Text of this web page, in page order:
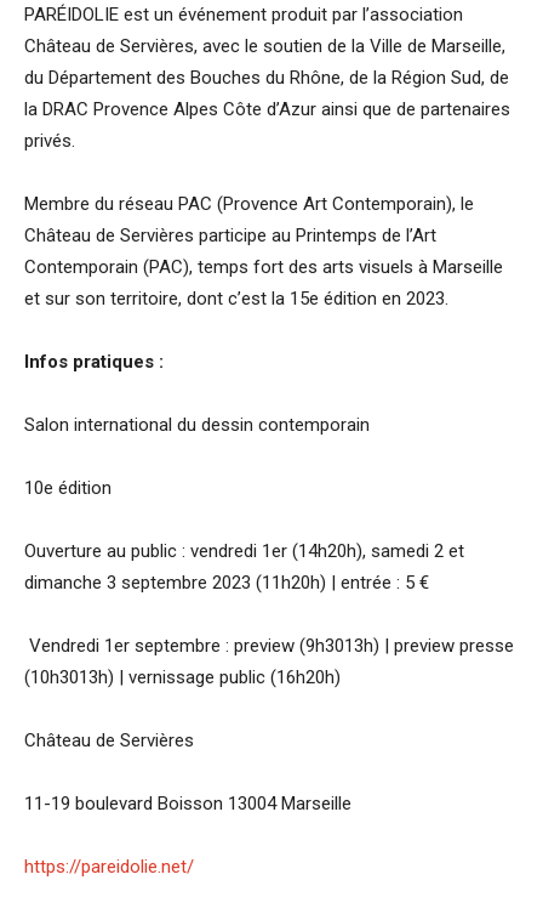
PARÉIDOLIE est un événement produit par l’association
Château de Servières, avec le soutien de la Ville de Marseille,
du Département des Bouches­ du Rhône, de la Région Sud, de
la DRAC Provence ­Alpes Côte d’Azur ainsi que de partenaires
privés.
Membre du réseau PAC (Provence Art Contemporain), le
Château de Servières participe au Printemps de l’Art
Contemporain (PAC), temps fort des arts visuels à Marseille
et sur son territoire, dont c’est la 15e édition en 2023.
Infos pratiques :
Salon international du dessin contemporain
10e édition
Ouverture au public : vendredi 1er (14h­20h), samedi 2 et
dimanche 3 septembre 2023 (11h­20h) | entrée : 5 €
Vendredi 1er septembre : preview (9h30­13h) | preview presse
(10h30­13h) | vernissage public (16h­20h)
Château de Servières
1­1-19 boulevard Boisson 13004 Marseille
https://pareidolie.net/